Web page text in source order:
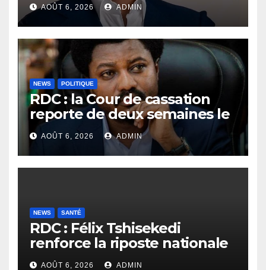
laisser la justice établir la
vérité
AOÛT 6, 2026 ADMIN
NEWS POLITIQUE
RDC : la Cour de cassation
reporte de deux semaines le
procès Frivao
AOÛT 6, 2026 ADMIN
NEWS SANTÉ
RDC : Félix Tshisekedi
renforce la riposte nationale
contre l’épidémie d’Ebola
AOÛT 6, 2026 ADMIN